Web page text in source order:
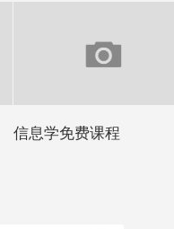
信息学免费课程